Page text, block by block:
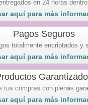
en 24 horas
aquí para más
Pagos Seguros
totalmente encriptados y
aquí para más
tus compras con plenas
aquí para más